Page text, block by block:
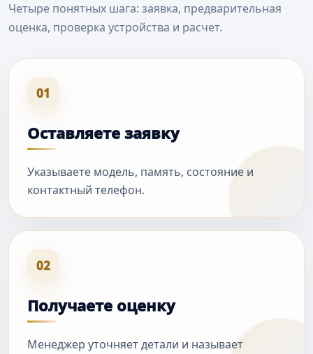
Четыре понятных шага: заявка, предварительная
оценка, проверка устройства и расчет.
01
Оставляете заявку
Указываете модель, память, состояние и
контактный телефон.
02
Получаете оценку
Менеджер уточняет детали и называет